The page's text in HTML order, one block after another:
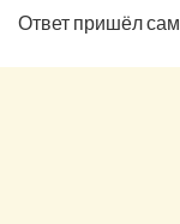
Ответ пришёл сам.